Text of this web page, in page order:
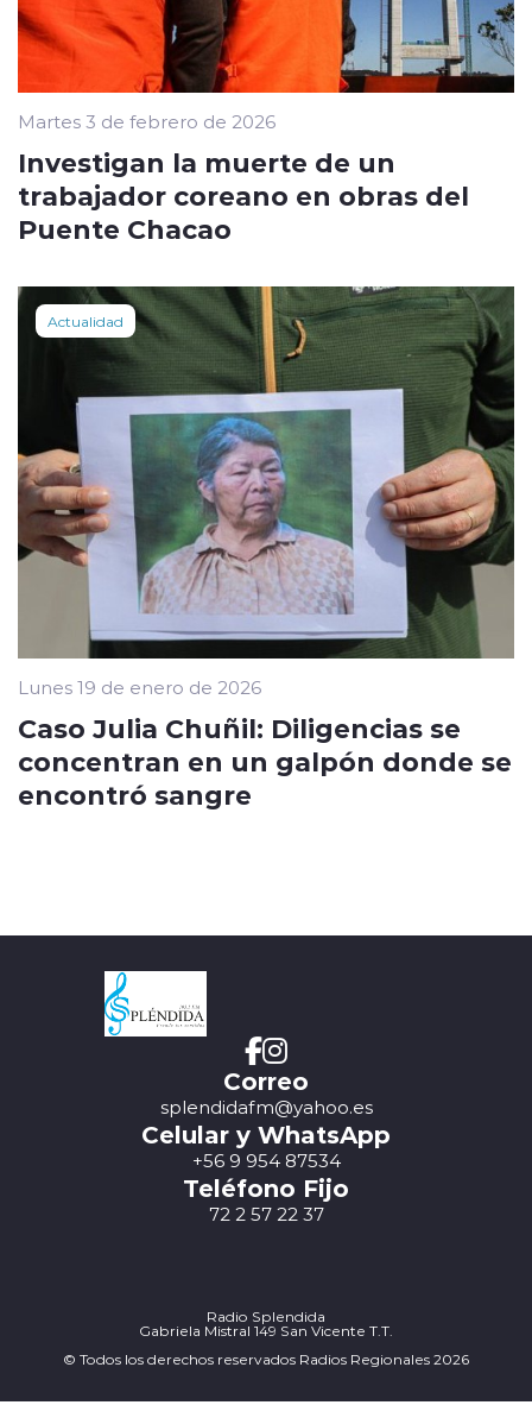
Martes 3 de febrero de 2026
Investigan la muerte de un
trabajador coreano en obras del
Puente Chacao
Actualidad
Lunes 19 de enero de 2026
Caso Julia Chuñil: Diligencias se
concentran en un galpón donde se
encontró sangre
Correo
splendidafm@yahoo.es
Celular y WhatsApp
+56 9 954 87534
Teléfono Fijo
72 2 57 22 37
Radio Splendida
Gabriela Mistral 149 San Vicente T.T.
© Todos los derechos reservados Radios Regionales 2026